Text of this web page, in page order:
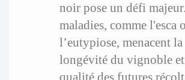
noir pose un défi
maladies, comme l'esca
l’eutypiose, menacent la
longévité du vignoble
qualité des futures